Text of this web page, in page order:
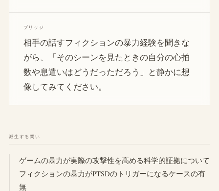
ブリッジ
相手の話すフィクションの暴力経験を聞きな
がら、「そのシーンを見たときの自分の心拍
数や息遣いはどうだっただろう」と静かに想
像してみてください。
派生する問い
ゲームの暴力が実際の攻撃性を高める科学的証拠について
フィクションの暴力がPTSDのトリガーになるケースの有
無